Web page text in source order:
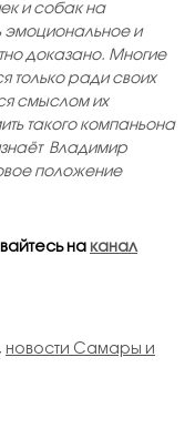
и собак на
эмоциональное и
доказано. Многие
только ради своих
смыслом их
такого компаньона
Владимир
положение
на канал
, новости Самары и